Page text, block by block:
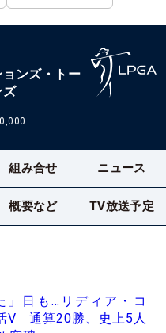
ンズ・トー
ズ
組み合せ ニュース
概要など TV放送予定
」日も…リディア・コ
V 通算20勝、史上5人